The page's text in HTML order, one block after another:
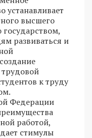
устанавливает
высшего
государством,
развиваться и
к труду
Федерации
работой,
стимулы